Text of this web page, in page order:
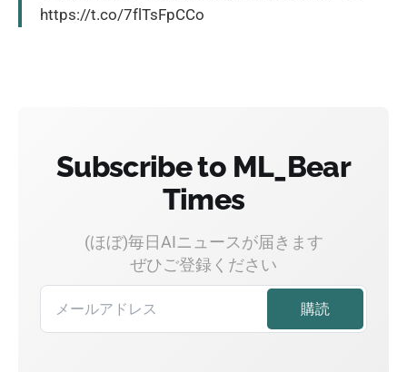
https://t.co/7flTsFpCCo
Subscribe to ML_Bear
Times
(ほぼ)毎日AIニュースが届きます
ぜひご登録ください